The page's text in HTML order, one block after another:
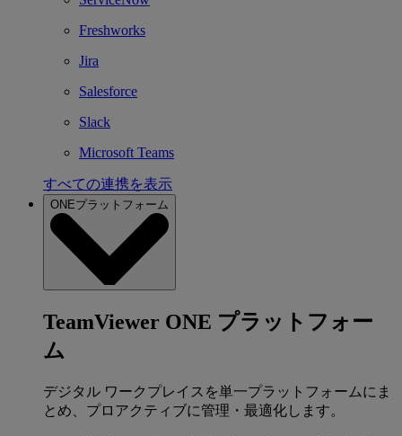
Freshworks
Jira
Salesforce
Slack
Microsoft Teams
すべての連携を表示
ONEプラットフォーム
TeamViewer ONE プラットフォー
ム
デジタル ワークプレイスを単一プラットフォームにま
とめ、プロアクティブに管理・最適化します。